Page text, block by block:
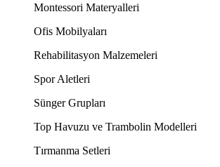
Montessori Materyalleri
Ofis Mobilyaları
Rehabilitasyon Malzemeleri
Spor Aletleri
Sünger Grupları
Top Havuzu ve Trambolin Modelleri
Tırmanma Setleri